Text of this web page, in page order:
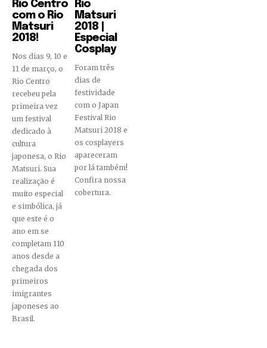
Rio Centro
com o Rio
Matsuri
2018!
Nos dias 9, 10 e
11 de março, o
Rio Centro
recebeu pela
primeira vez
um festival
dedicado à
cultura
japonesa, o Rio
Matsuri. Sua
realização é
muito especial
e simbólica, já
que este é o
ano em se
completam 110
anos desde a
chegada dos
primeiros
imigrantes
japoneses ao
Brasil.
Rio
Matsuri
2018 |
Especial
Cosplay
Foram três
dias de
festividade
com o Japan
Festival Rio
Matsuri 2018 e
os cosplayers
apareceram
por lá também!
Confira nossa
cobertura.